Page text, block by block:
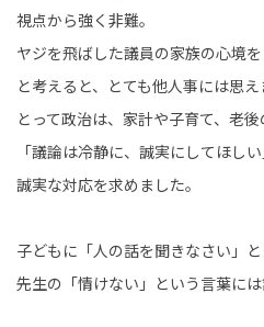
視点から強く非難。
ヤジを飛ばした議員の家族の心境
と考えると、とても他人事には思
とって政治は、家計や子育て、老
「議論は冷静に、誠実にしてほし
誠実な対応を求めました。
子どもに「人の話を聞きなさい」
先生の「情けない」という言葉には